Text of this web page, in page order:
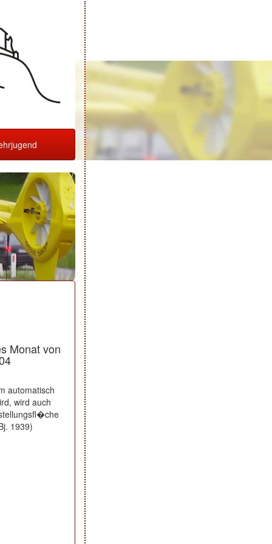
Monat von
automatisch
wird auch
1939)